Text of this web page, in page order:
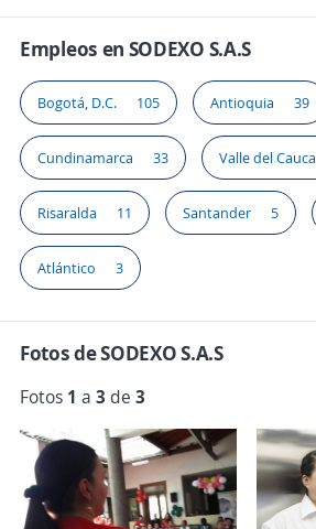
Empleos en SODEXO S.A.S
Bogotá, D.C. 105 Antioquia 39
Cundinamarca 33 Valle del Cauca
Risaralda 11 Santander 5
Atlántico 3
Fotos de SODEXO S.A.S
Fotos 1 a 3 de 3